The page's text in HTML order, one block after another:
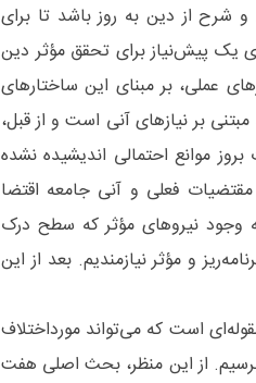
شرح از دین به روز باشد تا برای
یک پیش‌نیاز برای تحقق مؤثر دین
عملی، بر مبنای این ساختارهای
بر نیازهای آنی است و از قبل،
موانع احتمالی اندیشیده نشده
فعلی و آنی جامعه اقتضا
وجود نیروهای مؤثر که سطح درک
و مؤثر نیازمندیم. بعد از این
است که می‌تواند مورداختلاف
از این منظر، بحث اصلی هفت